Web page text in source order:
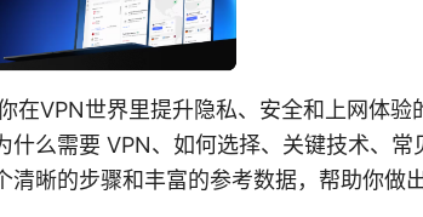
在VPN世界里提升隐私、安全和上网体
什么需要 VPN、如何选择、关键技术、
清晰的步骤和丰富的参考数据，帮助你做